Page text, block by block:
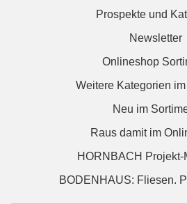
Prospekte und
Newsletter
Onlineshop
Weitere Kategorien
Neu im
Raus damit im
HORNBACH Projekt-
BODENHAUS: Fliesen.